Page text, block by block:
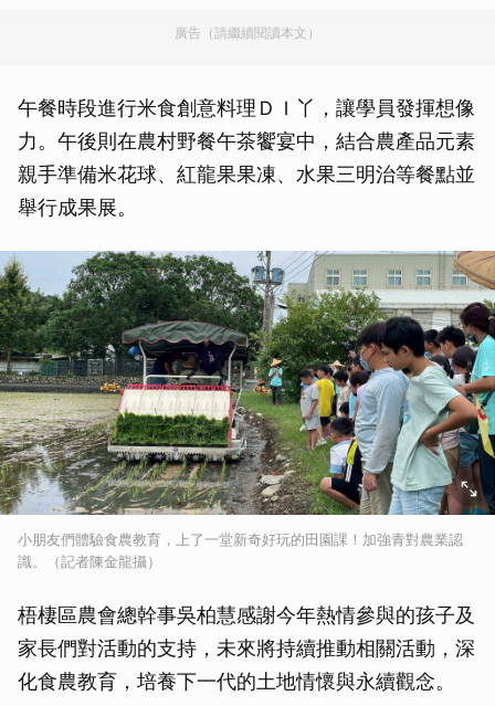
廣告（請繼續閱讀本文）
午餐時段進行米食創意料理ＤＩ丫，讓學員發揮想像
力。午後則在農村野餐午茶饗宴中，結合農產品元素
親手準備米花球、紅龍果果凍、水果三明治等餐點並
舉行成果展。
小朋友們體驗食農教育，上了一堂新奇好玩的田園課！加強青對農業認
識。（記者陳金龍攝）
梧棲區農會總幹事吳柏慧感謝今年熱情參與的孩子及
家長們對活動的支持，未來將持續推動相關活動，深
化食農教育，培養下一代的土地情懷與永續觀念。